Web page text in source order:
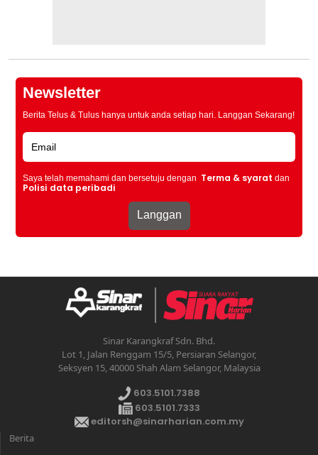
Newsletter
Berita Telus & Tulus hanya untuk anda setiap hari. Langgan Sekarang!
Saya telah memahami dan bersetuju dengan Terma & syarat dan
Polisi data peribadi
Sinar Karangkraf Sdn. Bhd.
Lot 1, Jalan Renggam 15/5, Persiaran Selangor,
Seksyen 15, 40000 Shah Alam Selangor, Malaysia
603.5101.7388
603.5101.7333
editorsh@sinarharian.com.my
Berita